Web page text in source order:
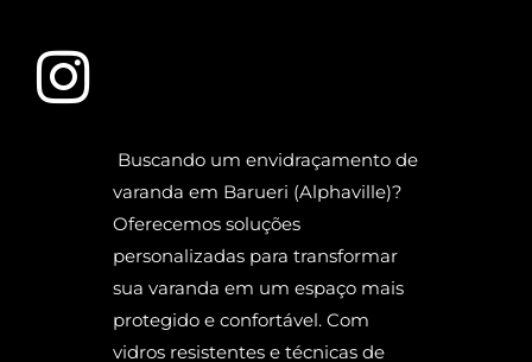
Buscando um envidraçamento de
varanda em Barueri (Alphaville)?
Oferecemos soluções
personalizadas para transformar
sua varanda em um espaço mais
protegido e confortável. Com
vidros resistentes e técnicas de